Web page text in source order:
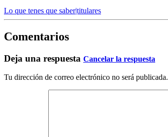
Lo que tenes que saber|titulares
Comentarios
Deja una respuesta Cancelar la respuesta
Tu dirección de correo electrónico no será publicada.